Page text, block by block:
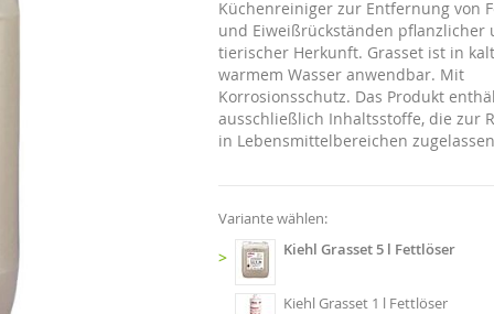
Küchenreiniger zur Entfernung von
und Eiweißrückständen pflanzlicher
tierischer Herkunft. Grasset ist in
warmem Wasser anwendbar. Mit
Korrosionsschutz. Das Produkt
ausschließlich Inhaltsstoffe, die zur
in Lebensmittelbereichen
Variante wählen:
> Kiehl Grasset 5 l Fettlöser
Kiehl Grasset 1 l Fettlöser